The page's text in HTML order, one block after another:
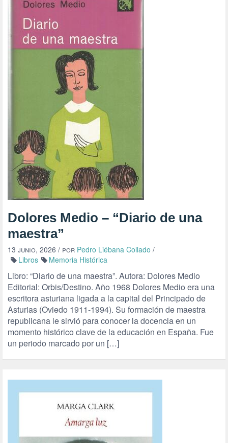
Dolores Medio – “Diario de una
maestra”
13 junio, 2026 / por Pedro Liébana Collado /
Libros
Memoria Histórica
Libro: “Diario de una maestra”. Autora: Dolores Medio
Editorial: Orbis/Destino. Año 1968 Dolores Medio era una
escritora asturiana ligada a la capital del Principado de
Asturias (Oviedo 1911-1994). Su formación de maestra
republicana le sirvió para conocer la docencia en un
momento histórico clave de la educación en España. Fue
un periodo marcado por un […]